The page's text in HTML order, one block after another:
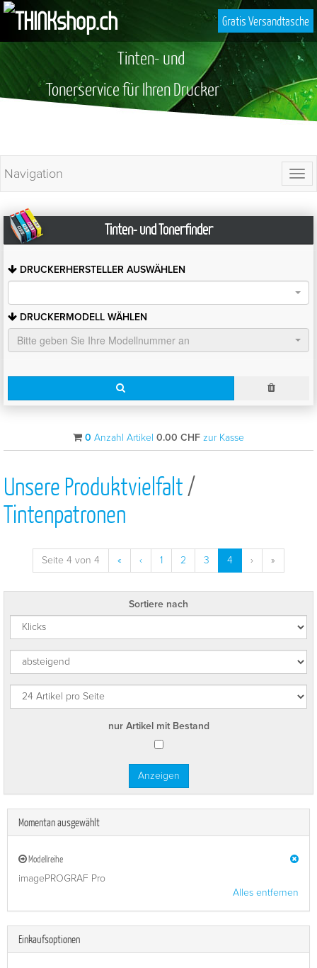
Gratis Versandtasche
Tinten- und
Tonerservice für Ihren Drucker
Navigation
Tinten- und Tonerfinder
DRUCKERHERSTELLER AUSWÄHLEN
DRUCKERMODELL WÄHLEN
Bitte geben Sie Ihre Modellnummer an
0 Anzahl Artikel 0.00 CHF zur Kasse
Unsere Produktvielfalt/
Tintenpatronen
Seite 4 von 4 « ‹ 1 2 3 4 › »
Sortiere nach
nur Artikel mit Bestand
Momentan ausgewählt
Modellreihe
imagePROGRAF Pro
Alles entfernen
Einkaufsoptionen